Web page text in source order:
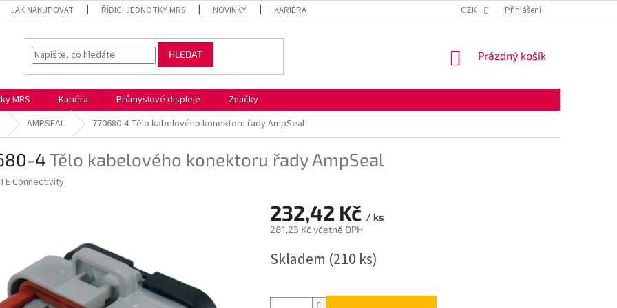
JAK NAKUPOVAT ŘÍDICÍ JEDNOTKY MRS NOVINKY KARIÉRA OBCHODNÍ PODMÍNKY
CZK Přihlášení
HLEDAT
NÁKUPNÍ
Prázdný košík
MRS Kariéra Průmyslové displeje
Značky
AMPSEAL 770680-4Tělo kabelového konektoru řady AmpSeal
4Tělo kabelového konektoru řady AmpSeal
TE Connectivity
232,42 Kč / ks
281,23 Kč včetně DPH
cena:
Skladem (210 ks)